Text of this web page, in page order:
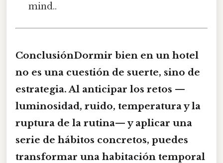
mind..
ConclusiónDormir bien en un hotel
no es una cuestión de suerte, sino de
estrategia. Al anticipar los retos —
luminosidad, ruido, temperatura y la
ruptura de la rutina— y aplicar una
serie de hábitos concretos, puedes
transformar una habitación temporal